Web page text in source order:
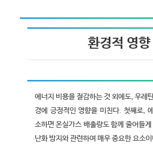
환경적 영향
에너지 비용을 절감하는 것 외에도, 우레
경에 긍정적인 영향을 미친다. 첫째로,
소하면 온실가스 배출량도 함께 줄어들
난화 방지와 관련하여 매우 중요한 요소